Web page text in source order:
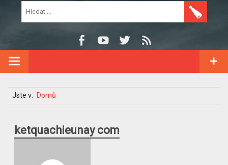
Jste v: Domů
ketquachieunay com